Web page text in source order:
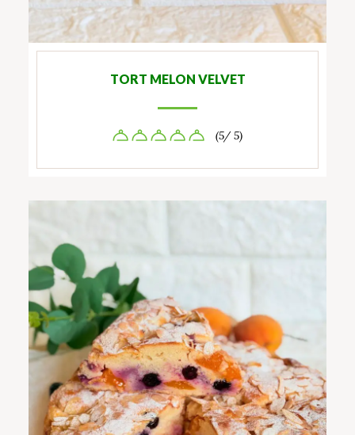
TORT MELON VELVET
(5/ 5)